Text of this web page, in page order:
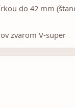
do 42 mm
zvarom V-super